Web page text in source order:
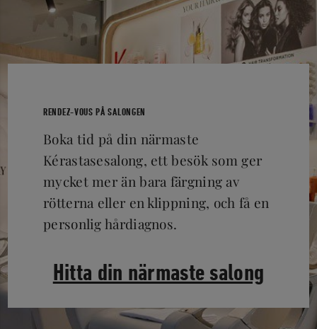
RENDEZ-VOUS PÅ SALONGEN
Boka tid på din närmaste
Kérastasesalong, ett besök som ger
mycket mer än bara färgning av
rötterna eller en klippning, och få en
personlig hårdiagnos.
Hitta din närmaste salong